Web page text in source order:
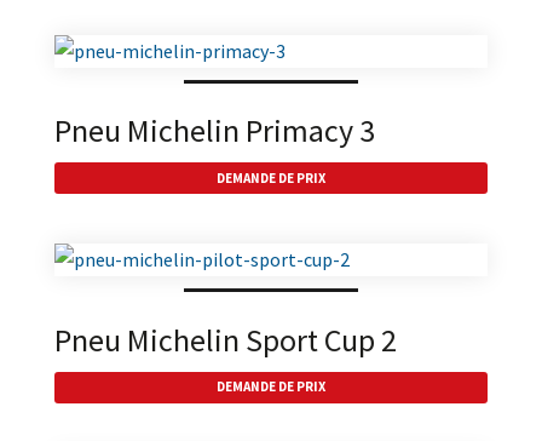
Pneu Michelin Primacy 3
DEMANDE DE PRIX
Pneu Michelin Sport Cup 2
DEMANDE DE PRIX